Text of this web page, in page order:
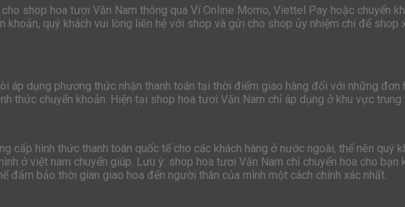
shop hoa tươi Văn Nam thông qua Ví Online Momo, Viettel Pay hoặc chuyển
khoản, quý khách vui lòng liên hệ với shop và gửi cho shop ủy nhiệm chi để
áp dụng phương thức nhận thanh toán tại thời điểm giao hàng đối với những đơn
thức chuyển khoản. Hiện tại shop hoa tươi Văn Nam chỉ áp dụng ở khu vực trung
cấp hình thức thanh toán quốc tế cho các khách hàng ở nước ngoài, thế nên quý
ở việt nam chuyển giúp. Lưu ý: shop hoa tươi Văn Nam chỉ chuyển hoa cho
đảm bảo thời gian giao hoa đến người thân của mình một cách chính xác nhất.